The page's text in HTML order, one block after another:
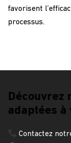
favorisent
processus.
Découvrez
adaptées à
Contactez